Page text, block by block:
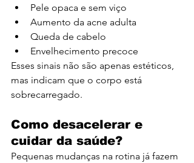
Pele opaca e sem viço
Aumento da acne adulta
Queda de cabelo
Envelhecimento precoce
Esses sinais não são apenas estéticos,
mas indicam que o corpo está
sobrecarregado.
Como desacelerar e
cuidar da saúde?
Pequenas mudanças na rotina já fazem